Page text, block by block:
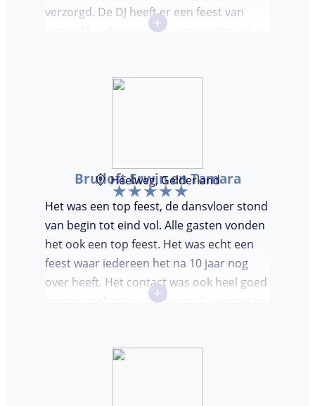
verzorgd. De DJ heeft er een feest van
gemaakt. Iedereen was super enthousiast,
over de DJ. Bij deze Marcel, top gedaan en
+
Bruiloft Erwin en Tamara
Heelweg, Gelderland
Het was een top feest, de dansvloer stond
van begin tot eind vol. Alle gasten vonden
het ook een top feest. Het was echt een
feest waar iedereen het na 10 jaar nog
over heeft. Het contact was ook heel goed
kregen snel antwoord terug. Ga vooral zo
+